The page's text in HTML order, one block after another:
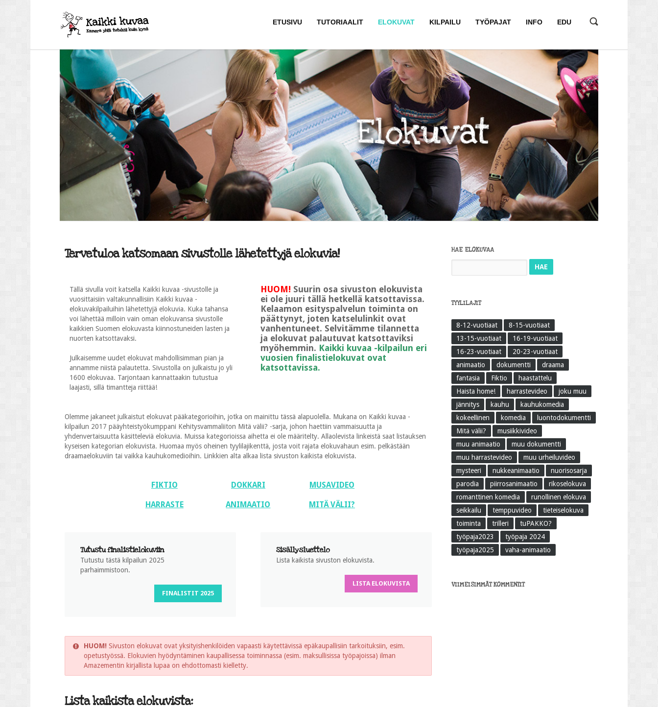
ETUSIVU TUTORIAALIT ELOKUVAT KILPAILU TYÖPAJAT INFO EDU
Tervetuloa katsomaan sivustolle lähetettyjä elokuvia!
Tällä sivulla voit katsella Kaikki kuvaa -sivustolle ja
vuosittaisiin valtakunnallisiin Kaikki kuvaa -
elokuvakilpailuihin lähetettyjä elokuvia. Kuka tahansa
voi lähettää milloin vain oman elokuvansa sivustolle
kaikkien Suomen elokuvasta kiinnostuneiden lasten ja
nuorten katsottavaksi.
Julkaisemme uudet elokuvat mahdollisimman pian ja
annamme niistä palautetta. Sivustolla on julkaistu jo yli
1600 elokuvaa. Tarjontaan kannattaakin tutustua
laajasti, sillä timantteja riittää!
HUOM! Suurin osa sivuston elokuvista
ei ole juuri tällä hetkellä katsottavissa.
Kelaamon esityspalvelun toiminta on
päättynyt, joten katselulinkit ovat
vanhentuneet. Selvitämme tilannetta
ja elokuvat palautuvat katsottaviksi
myöhemmin. Kaikki kuvaa -kilpailun eri
vuosien finalistielokuvat ovat
katsottavissa.
Olemme jakaneet julkaistut elokuvat pääkategorioihin, jotka on mainittu tässä alapuolella. Mukana on Kaikki kuvaa -
kilpailun 2017 pääyhteistyökumppani Kehitysvammaliiton Mitä välii? -sarja, johon haettiin vammaisuutta ja
yhdenvertaisuutta käsitteleviä elokuvia. Muissa kategorioissa aihetta ei ole määritelty. Allaolevista linkeistä saat listauksen
kyseisen kategorian elokuvista. Huomaa myös oheinen tyylilajikenttä, josta voit rajata elokuvahaun esim. pelkästään
draamaelokuviin tai vaikka kauhukomedioihin. Linkkien alta alkaa lista sivuston kaikista elokuvista.
FIKTIO
HARRASTE
DOKKARI
ANIMAATIO
MUSAVIDEO
MITÄ VÄLII?
Tutustu finalistielokuviin
Tutustu tästä kilpailun 2025
parhaimmistoon.
FINALISTIT 2025
Sisällysluettelo
Lista kaikista sivuston elokuvista.
LISTA ELOKUVISTA
HUOM! Sivuston elokuvat ovat yksityishenkilöiden vapaasti käytettävissä epäkaupallisiin tarkoituksiin, esim.
opetustyössä. Elokuvien hyödyntäminen kaupallisessa toiminnassa (esim. maksullisissa työpajoissa) ilman
Amazementin kirjallista lupaa on ehdottomasti kielletty.
Lista kaikista elokuvista:
HAE ELOKUVAA
TYYLILAJIT
8-12-vuotiaat
8-15-vuotiaat
13-15-vuotiaat
16-19-vuotiaat
16-23-vuotiaat
20-23-vuotiaat
animaatio
dokumentti
draama
fantasia
Fiktio
haastattelu
Haista home!
harrastevideo
joku muu
jännitys
kauhu
kauhukomedia
kokeellinen
komedia
luontodokumentti
Mitä välii?
musiikkivideo
muu animaatio
muu dokumentti
muu harrastevideo
muu urheiluvideo
mysteeri
nukkeanimaatio
nuorisosarja
parodia
piirrosanimaatio
rikoselokuva
romanttinen komedia
runollinen elokuva
seikkailu
temppuvideo
tieteiselokuva
toiminta
trilleri
tuPAKKO?
työpaja2023
työpaja 2024
työpaja2025
vaha-animaatio
VIIMEISIMMÄT KOMMENTIT